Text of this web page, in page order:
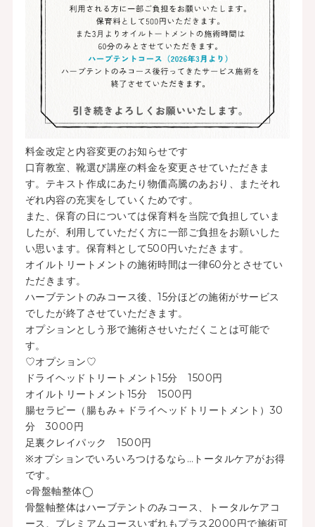
料金改定と内容変更のお知らせです
口育教室、靴選び講座の料金を変更させていただきま
す。テキスト作成にあたり物価高騰のあおり、またそれ
ぞれ内容の充実をしていくためです。
また、保育の日については保育料を当院で負担していま
したが、利用していただく方に一部ご負担をお願いした
い思います。保育料として500円いただきます。
オイルトリートメントの施術時間は一律60分とさせてい
ただきます。
ハーブテントのみコース後、15分ほどの施術がサービス
でしたが終了させていただきます。
オプションとしう形で施術させいただくことは可能で
す。
♡オプション♡
ドライヘッドトリートメント15分 1500円
オイルトリートメント15分 1500円
腸セラピー（腸もみ＋ドライヘッドトリートメント）30
分 3000円
足裏クレイパック 1500円
※オプションでいろいろつけるなら…トータルケアがお得
です。
○骨盤軸整体◯
骨盤軸整体はハーブテントのみコース、トータルケアコ
ース、プレミアムコースいずれもプラス2000円で施術可